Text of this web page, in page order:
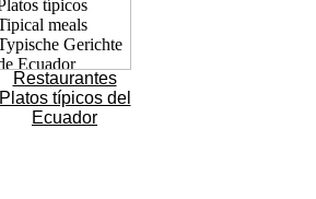
Restaurantes
Platos típicos del
Ecuador